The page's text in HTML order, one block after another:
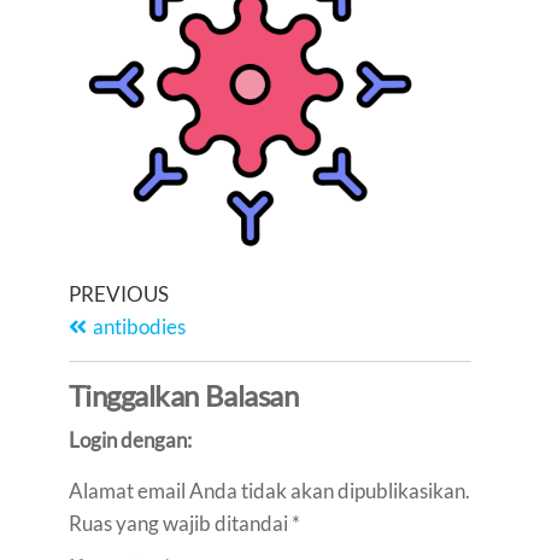
PREVIOUS
antibodies
Tinggalkan Balasan
Login dengan:
Alamat email Anda tidak akan dipublikasikan.
Ruas yang wajib ditandai *